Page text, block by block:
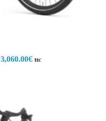
3,060.00€ ttc